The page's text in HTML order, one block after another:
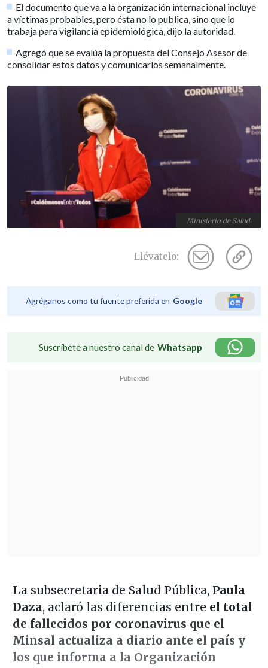
El documento que va a la organización internacional incluye
a víctimas probables, pero ésta no lo publica, sino que lo
trabaja para vigilancia epidemiológica, dijo la autoridad.
Agregó que se evalúa la propuesta del Consejo Asesor de
consolidar estos datos y comunicarlos semanalmente.
Ministerio de Salud
Llévatelo:
Agréganos como tu fuente preferida en Google
Suscríbete a nuestro canal de Whatsapp
La subsecretaria de Salud Pública, Paula
Daza, aclaró las diferencias entre el total
de fallecidos por coronavirus que el
Minsal actualiza a diario ante el país y
los que informa a la Organización